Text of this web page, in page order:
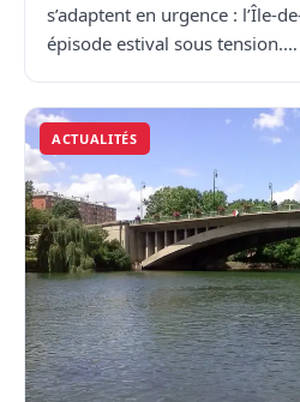
s’adaptent en urgence : l’Île-
épisode estival sous tension.…
ACTUALITÉS